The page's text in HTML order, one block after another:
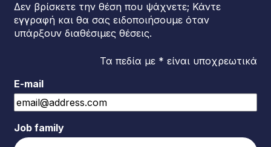
Δεν βρίσκετε την θέση που ψάχνετε; Κάντε
εγγραφή και θα σας ειδοποιήσουμε όταν
υπάρξουν διαθέσιμες θέσεις.
Τα πεδία με * είναι υποχρεωτικά
E-mail
Job family